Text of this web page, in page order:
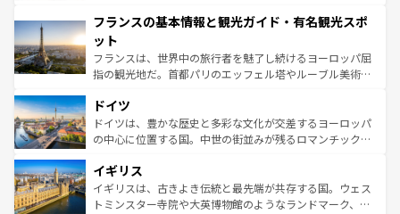
ませてくれるイタリアで、忘れられない旅をしてみよう！
なお、新着のイタリア情報は
しい。
文化が根付くこの国では、情熱的なフラメンコ、熱気あふ
れる闘牛、そして美味しいタパスが生活の一部となってい
る。首都マドリードの洗練された雰囲気や、バルセロナの
アートに溢れた街角から、地方では古代ローマ遺跡や中世
せる。地方によって風土や気候が異なるスペインはその個
性で訪れる人を魅了する。 なお、新着のスペイン情報は コ
ンテンツ一覧を参照してほしい。
フランスの基本情報と観光ガイド・有名観光スポ
ット
フランスは、世界中の旅行者を魅了し続けるヨーロッパ屈
指の観光地だ。首都パリのエッフェル塔やルーブル美術館
で、幅広い魅力が詰まっている。華麗な宮殿、歴史的な大
聖堂、美しいビーチ、そして豊かな自然が、訪れる者を心
から魅了する。また、フランスは美食の国としても知ら
いる。シャンパンの発祥地であるランス、プロヴァンスの
香り高いラベンダー畑など、多彩な楽しみ方が可能だ。さ
らに、パリ以外の地域にも魅力が溢れており、どの街角に
ドイツ
ドイツは、豊かな歴史と多彩な文化が交差するヨーロッパ
の中心に位置する国。中世の街並みが残るロマンチック街
顔を持つこの国は、どこを歩いても飽きることがない。ベ
ルリンの文化的活気、バイエルン州のアルプスの絶景、そ
してライン川沿いのワイン畑といった風景は必見。ビール
イギリス
イギリスは、古きよき伝統と最先端が共存する国。ウェス
トミンスター寺院や大英博物館のようなランドマーク、歴